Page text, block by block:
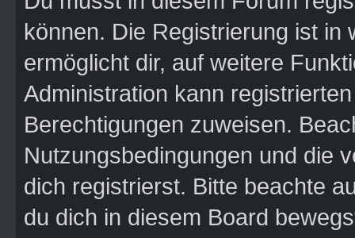
können. Die Registrierung ist in
ermöglicht dir, auf weitere
Administration kann
Berechtigungen zuweisen.
Nutzungsbedingungen und die
dich registrierst. Bitte beachte
du dich in diesem Board